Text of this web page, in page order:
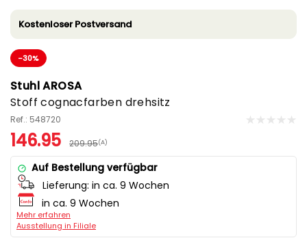
Kostenloser Postversand
-30%
Stuhl AROSA
Stoff cognacfarben drehsitz
Ref.: 548720
146.95 209.95(A)
Auf Bestellung verfügbar
Lieferung: in ca. 9 Wochen
in ca. 9 Wochen
Mehr erfahren
Ausstellung in Filiale